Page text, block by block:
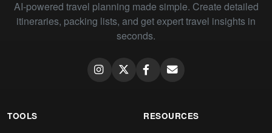
AI-powered travel planning made simple. Create detailed
itineraries, packing lists, and get expert travel insights in
seconds.
TOOLS RESOURCES